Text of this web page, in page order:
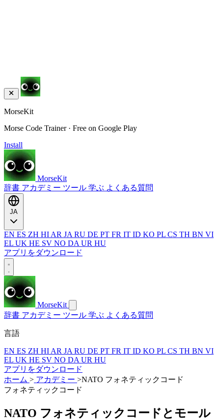
MorseKit
Morse Code Trainer · Free on Google Play
Install
MorseKit
辞書 アカデミー ツール 学ぶ よくある質問
EN ES ZH HI AR JA RU DE PT FR IT ID KO PL CS TH BN VI
EL UK HE SV NO DA UR HU
アプリをダウンロード
MorseKit
辞書 アカデミー ツール 学ぶ よくある質問
言語
EN ES ZH HI AR JA RU DE PT FR IT ID KO PL CS TH BN VI
EL UK HE SV NO DA UR HU
アプリをダウンロード
ホーム > アカデミー >NATO フォネティックコード
フォネティックコード
NATO フォネティックコードとモール